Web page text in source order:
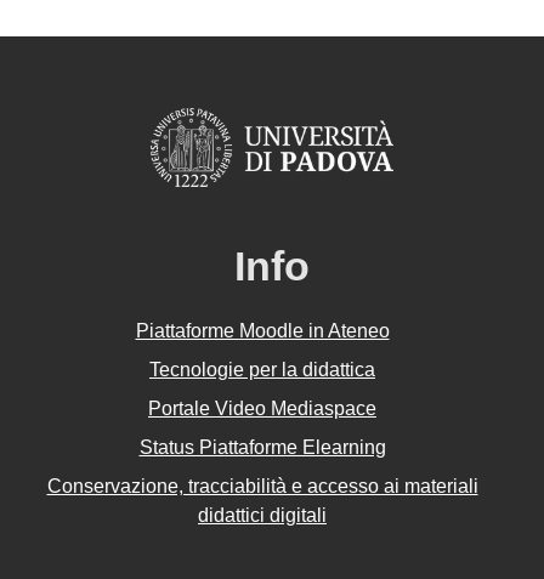
Info
Piattaforme Moodle in Ateneo
Tecnologie per la didattica
Portale Video Mediaspace
Status Piattaforme Elearning
Conservazione, tracciabilità e accesso ai materiali
didattici digitali